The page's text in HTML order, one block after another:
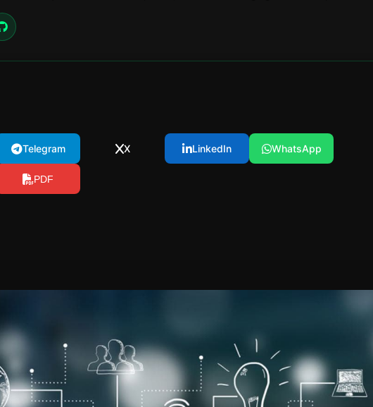
Telegram X LinkedIn WhatsApp
PDF